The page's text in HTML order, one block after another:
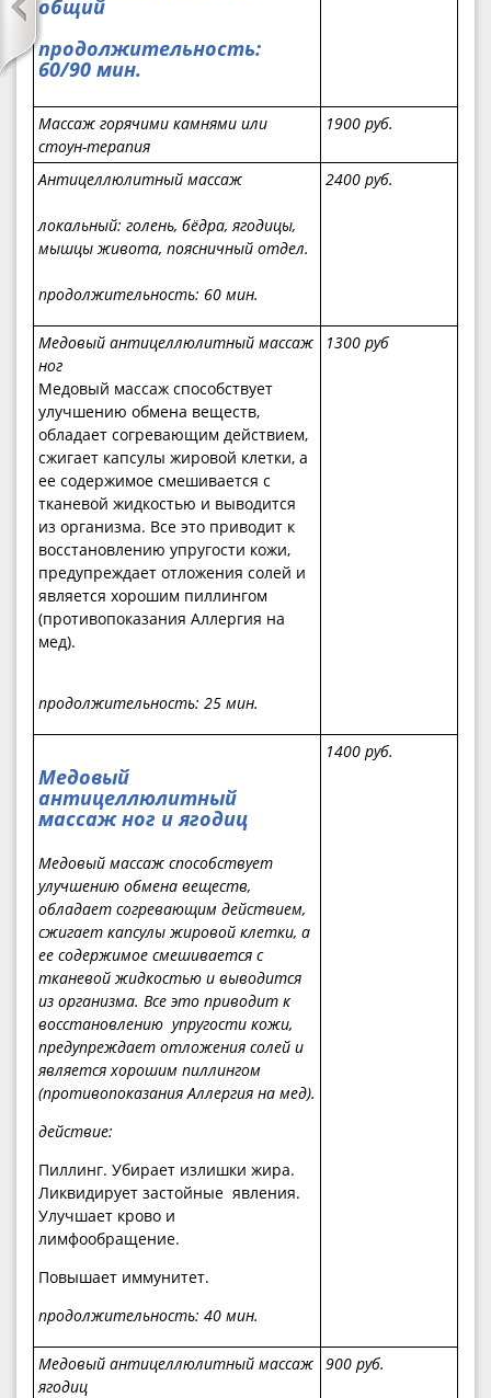
общий
продолжительность:
60/90 мин.
Массаж горячими камнями или
стоун-терапия
1900 руб.
Антицеллюлитный массаж
локальный: голень, бёдра, ягодицы,
мышцы живота, поясничный отдел.
продолжительность: 60 мин.
2400 руб.
Медовый антицеллюлитный массаж
ног
Медовый массаж способствует
улучшению обмена веществ,
обладает согревающим действием,
сжигает капсулы жировой клетки, а
ее содержимое смешивается с
тканевой жидкостью и выводится
из организма. Все это приводит к
восстановлению упругости кожи,
предупреждает отложения солей и
является хорошим пиллингом
(противопоказания Аллергия на
мед).
продолжительность: 25 мин.
1300 руб
Медовый
антицеллюлитный
массаж ног и ягодиц
Медовый массаж способствует
улучшению обмена веществ,
обладает согревающим действием,
сжигает капсулы жировой клетки, а
ее содержимое смешивается с
тканевой жидкостью и выводится
из организма. Все это приводит к
восстановлению упругости кожи,
предупреждает отложения солей и
является хорошим пиллингом
(противопоказания Аллергия на мед).
действие:
Пиллинг. Убирает излишки жира.
Ликвидирует застойные явления.
Улучшает крово и
лимфообращение.
Повышает иммунитет.
продолжительность: 40 мин.
1400 руб.
Медовый антицеллюлитный массаж
ягодиц
900 руб.